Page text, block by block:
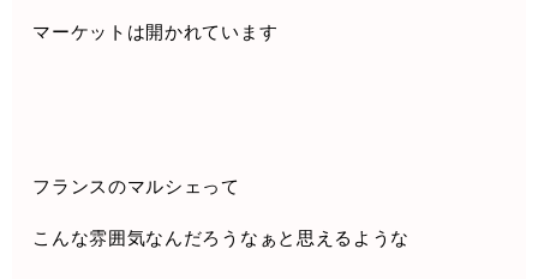
マーケットは開かれています
フランスのマルシェって
こんな雰囲気なんだろうなぁと思えるような